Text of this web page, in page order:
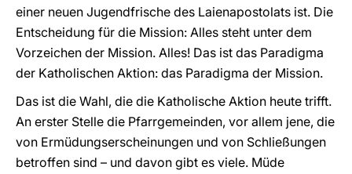
einer neuen Jugendfrische des Laienapostolats ist. Die
Entscheidung für die Mission: Alles steht unter dem
Vorzeichen der Mission. Alles! Das ist das Paradigma
der Katholischen Aktion: das Paradigma der Mission.
Das ist die Wahl, die die Katholische Aktion heute trifft.
An erster Stelle die Pfarrgemeinden, vor allem jene, die
von Ermüdungserscheinungen und von Schließungen
betroffen sind – und davon gibt es viele. Müde